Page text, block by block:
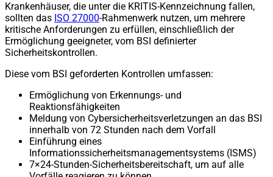
Krankenhäuser, die unter die KRITIS-Kennzeichnung fallen,
sollten das ISO 27000-Rahmenwerk nutzen, um mehrere
kritische Anforderungen zu erfüllen, einschließlich der
Ermöglichung geeigneter, vom BSI definierter
Sicherheitskontrollen.
Diese vom BSI geforderten Kontrollen umfassen:
Ermöglichung von Erkennungs- und
Reaktionsfähigkeiten
Meldung von Cybersicherheitsverletzungen an das BSI
innerhalb von 72 Stunden nach dem Vorfall
Einführung eines
Informationssicherheitsmanagementsystems (ISMS)
7×24-Stunden-Sicherheitsbereitschaft, um auf alle